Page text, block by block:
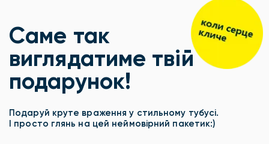
Саме так
виглядатиме твій
подарунок!
Подаруй круте враження у стильному тубусі.
І просто глянь на цей неймовірний пакетик:)